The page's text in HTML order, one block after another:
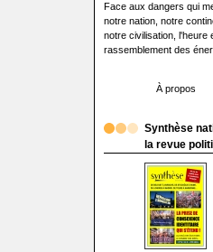
Face aux dangers qui
notre nation, notre
notre civilisation, l'heure
rassemblement des
À propos
Synthèse
la revue